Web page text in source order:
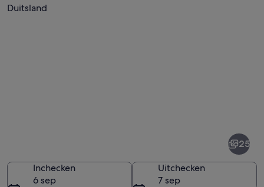
Duitsland
25
Inchecken
6 sep
Uitchecken
7 sep